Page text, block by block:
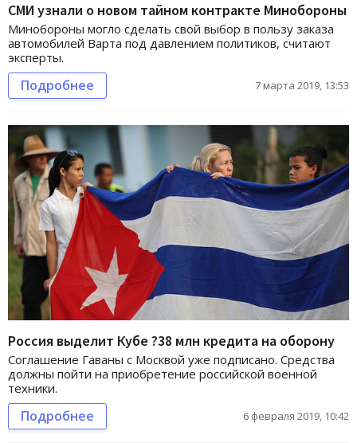
СМИ узнали о новом тайном контракте Минобороны
Минобороны могло сделать свой выбор в пользу заказа
автомобилей Варта под давлением политиков, считают
эксперты.
Подробнее 7 марта 2019, 13:53
Россия выделит Кубе ?38 млн кредита на оборону
Соглашение Гаваны с Москвой уже подписано. Средства
должны пойти на приобретение российской военной
техники.
Подробнее 6 февраля 2019, 10:42